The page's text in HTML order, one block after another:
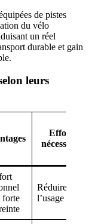
de pistes
du vélo
un réel
durable et gain
leurs
Effort
nécessaire
forte
Réduire
l’usage